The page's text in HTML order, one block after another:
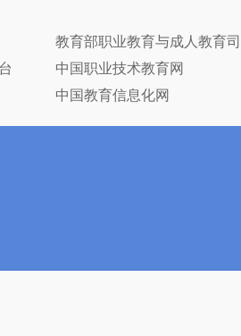
教育部职业教育与成人教育司
中国职业技术教育网
中国教育信息化网